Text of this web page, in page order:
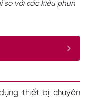
so với các kiểu phun
thiết bị chuyên